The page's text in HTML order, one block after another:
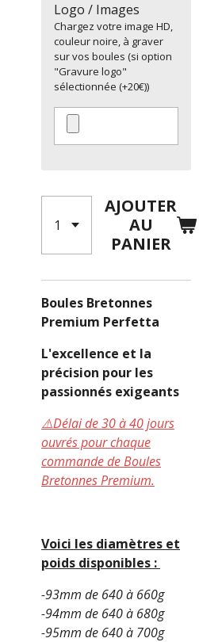
Logo / Images
Chargez votre image HD,
couleur noire, à graver
sur vos boules (si option
"Gravure logo"
sélectionnée (+20€))
AJOUTER
AU
PANIER
Boules Bretonnes
Premium Perfetta
L'excellence et la
précision pour les
passionnés exigeants
⚠️Délai de 30 à 40 jours
ouvrés pour chaque
commande de Boules
Bretonnes Premium.
Voici les diamètres et
poids disponibles :
-93mm de 640 à 660g
-94mm de 640 à 680g
-95mm de 640 à 700g